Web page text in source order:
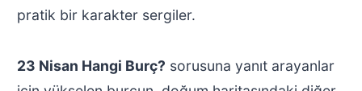
pratik bir karakter sergiler.
23 Nisan Hangi Burç? sorusuna yanıt arayanlar